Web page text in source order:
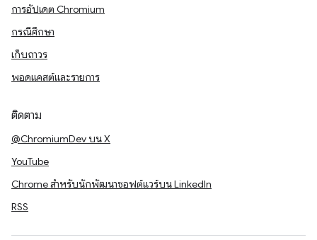
การอัปเดต Chromium
กรณีศึกษา
เก็บถาวร
พอดแคสต์และรายการ
ติดตาม
@ChromiumDev บน X
YouTube
Chrome สำหรับนักพัฒนาซอฟต์แวร์บน LinkedIn
RSS